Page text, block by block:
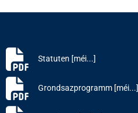
Statuten [méi...]
Grondsazprogramm [méi...]